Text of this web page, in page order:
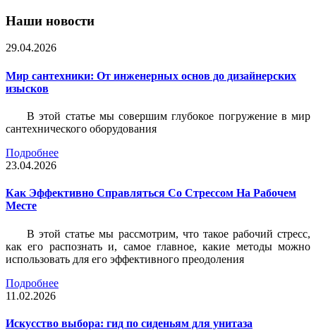
Наши новости
29.04.2026
Мир сантехники: От инженерных основ до дизайнерских
изысков
В этой статье мы совершим глубокое погружение в мир
сантехнического оборудования
Подробнее
23.04.2026
Как Эффективно Справляться Со Стрессом На Рабочем
Месте
В этой статье мы рассмотрим, что такое рабочий стресс,
как его распознать и, самое главное, какие методы можно
использовать для его эффективного преодоления
Подробнее
11.02.2026
Искусство выбора: гид по сиденьям для унитаза